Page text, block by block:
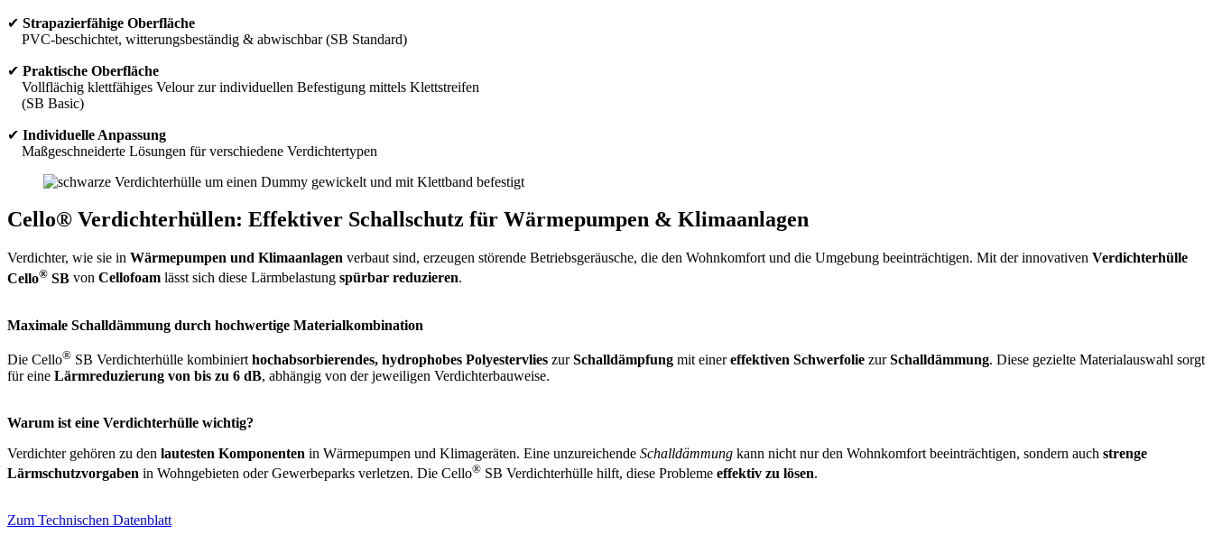
✔ Strapazierfähige Oberfläche
PVC-beschichtet, witterungsbeständig & abwischbar (SB Standard)
✔ Praktische Oberfläche
Vollflächig klettfähiges Velour zur individuellen Befestigung mittels Klettstreifen
(SB Basic)
✔ Individuelle Anpassung
Maßgeschneiderte Lösungen für verschiedene Verdichtertypen
Cello® Verdichterhüllen: Effektiver Schallschutz für Wärmepumpen & Klimaanlagen
Verdichter, wie sie in Wärmepumpen und Klimaanlagen verbaut sind, erzeugen störende Betriebsgeräusche, die den Wohnkomfort und die Umgebung beeinträchtigen. Mit der innovativen Verdichterhülle
Cello® SB von Cellofoam lässt sich diese Lärmbelastung spürbar reduzieren.
Maximale Schalldämmung durch hochwertige Materialkombination
Die Cello® SB Verdichterhülle kombiniert hochabsorbierendes, hydrophobes Polyestervlies zurSchalldämpfung mit einereffektiven Schwerfolie zurSchalldämmung. Diese gezielte Materialauswahl sorgt
für eine Lärmreduzierung von bis zu 6 dB, abhängig von der jeweiligen Verdichterbauweise.
Warum ist eine Verdichterhülle wichtig?
Verdichter gehören zu den lautesten Komponenten in Wärmepumpen und Klimageräten. Eine unzureichende Schalldämmung kann nicht nur den Wohnkomfort beeinträchtigen, sondern auch strenge
Lärmschutzvorgaben in Wohngebieten oder Gewerbeparks verletzen. Die Cello® SB Verdichterhülle hilft, diese Probleme effektiv zu lösen.
Zum Technischen Datenblatt